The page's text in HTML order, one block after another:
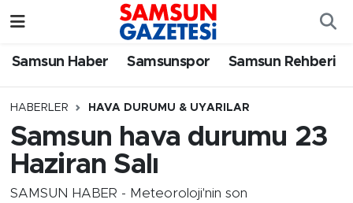
Samsun Haber Samsunspor Samsun Rehberi
HABERLER HAVA DURUMU & UYARILAR
Samsun hava durumu 23
Haziran Salı
SAMSUN HABER - Meteoroloji'nin son
Samsun Haber
Samsun Rehberi
Samsun Nöbetçi Eczaneler
SAMSUN Namaz Vakitleri